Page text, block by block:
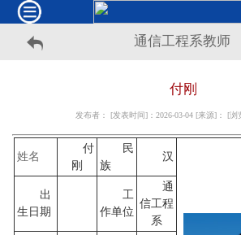
通信工程系教师
付刚
发布者： [发表时间]：2026-03-04 [来源]： [浏
姓名
付
刚
民
族
汉
出
生日期
工
作单位
通
信工程
系